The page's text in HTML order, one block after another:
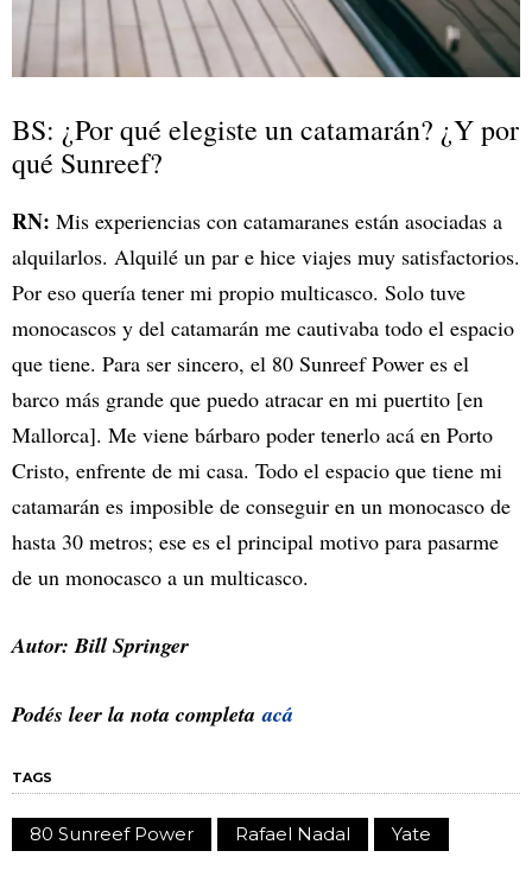
BS: ¿Por qué elegiste un catamarán? ¿Y por
qué Sunreef?
RN: Mis experiencias con catamaranes están asociadas a
alquilarlos. Alquilé un par e hice viajes muy satisfactorios.
Por eso quería tener mi propio multicasco. Solo tuve
monocascos y del catamarán me cautivaba todo el espacio
que tiene. Para ser sincero, el 80 Sunreef Power es el
barco más grande que puedo atracar en mi puertito [en
Mallorca]. Me viene bárbaro poder tenerlo acá en Porto
Cristo, enfrente de mi casa. Todo el espacio que tiene mi
catamarán es imposible de conseguir en un monocasco de
hasta 30 metros; ese es el principal motivo para pasarme
de un monocasco a un multicasco.
Autor: Bill Springer
Podés leer la nota completaacá
TAGS
80 Sunreef Power Rafael Nadal Yate